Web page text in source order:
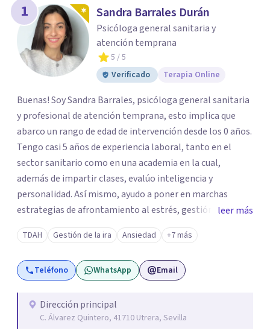
ENCONTRAR MI TERAPEUTA
¿Necesitas ayuda para encontrar el
psicólogo adecuado?
Responde a unas breves preguntas y te ofreceremos
los profesionales que más se ajustan a tus
necesidades.
Responder cuestionario
1 Sandra Barrales Durán
Psicóloga general sanitaria y
atención temprana
5 / 5
Verificado
Terapia Online
Buenas! Soy Sandra Barrales, psicóloga general sanitaria
y profesional de atención temprana, esto implica que
abarco un rango de edad de intervención desde los 0 años.
Tengo casi 5 años de experiencia laboral, tanto en el
sector sanitario como en una academia en la cual,
además de impartir clases, evalúo inteligencia y
personalidad. Así mismo, ayudo a poner en marchas
estrategias de afrontamiento al estrés, gestión de la
frustración, manejo de la ansiedad, desarrollo de
habilidades sociales y de comunicación, así como
motivación.
leer más
TDAH Gestión de la ira Ansiedad +7 más
Teléfono WhatsApp Email
Dirección principal
C. Álvarez Quintero, 41710 Utrera, Sevilla